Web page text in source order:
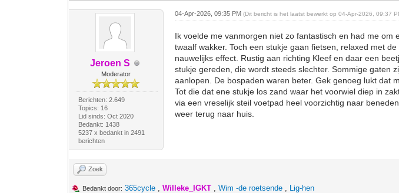
Jeroen S
Moderator
Berichten: 2.649
Topics: 16
Lid sinds: Oct 2020
Bedankt: 1438
5237 x bedankt in 2491
berichten
04-Apr-2026, 09:35 PM(Dit bericht is het laatst bewerkt op 04-Apr-2026, 09:37
Ik voelde me vanmorgen niet zo fantastisch en had me
twaalf wakker. Toch een stukje gaan fietsen, relaxed met
nauwelijks effect. Rustig aan richting Kleef en daar een
stukje gereden, die wordt steeds slechter. Sommige gaten
aanlopen. De bospaden waren beter. Gek genoeg lukt dat
Tot die dat ene stukje los zand waar het voorwiel diep in
via een vreselijk steil voetpad heel voorzichtig naar
weer terug naar huis.
Zoek
Bedankt door: 365cycle ,Willeke_IGKT ,Wim -de roetsende , Lig-hen